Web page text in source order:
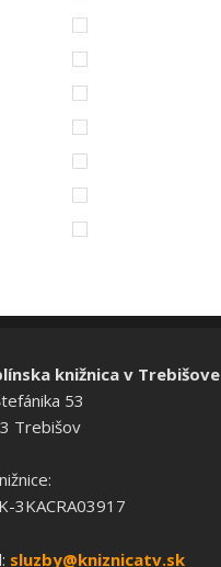
knižnica v Trebišove
53
Trebišov
3KACRA03917
sluzby@kniznicatv.sk